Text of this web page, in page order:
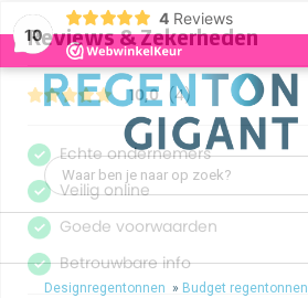
10
4 Reviews
Designregentonnen » Budget regentonnen